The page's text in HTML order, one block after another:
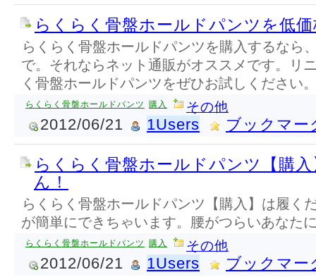
らくらく骨盤ホールドパンツを低
らくらく骨盤ホールドパンツを購入するなら
で。それならネット通販がオススメです。リ
く骨盤ホールドパンツをぜひお試しください
らくらく骨盤ホールドパンツ 購入 その他
2012/06/21 1Users ブックマー
らくらく骨盤ホールドパンツ【購
ん！
らくらく骨盤ホールドパンツ【購入】は履く
が簡単にできちゃいます。腰がつらいあなた
らくらく骨盤ホールドパンツ 購入 その他
2012/06/21 1Users ブックマー